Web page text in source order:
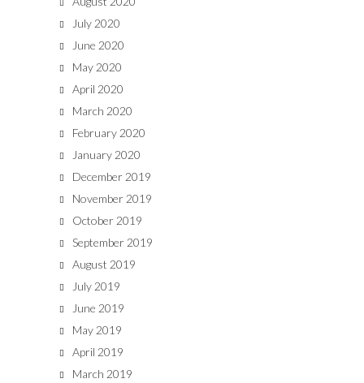
July 2020
June 2020
May 2020
April 2020
March 2020
February 2020
January 2020
December 2019
November 2019
October 2019
September 2019
August 2019
July 2019
June 2019
May 2019
April 2019
March 2019